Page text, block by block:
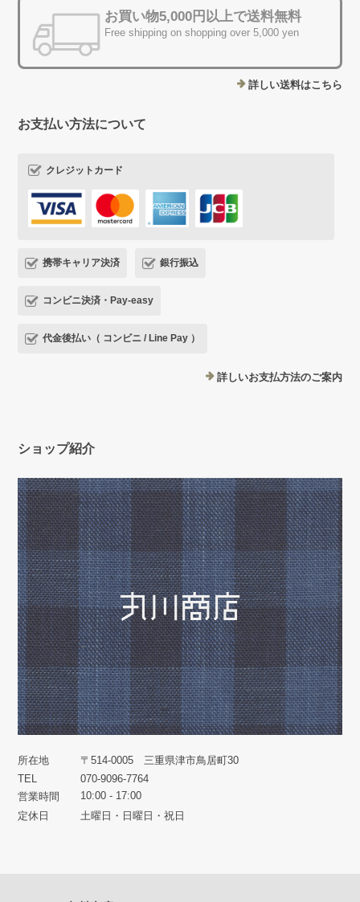
お買い物5,000円以上で送料無料
Free shipping on shopping over 5,000 yen
詳しい送料はこちら
お支払い方法について
クレジットカード
携帯キャリア決済 銀行振込
コンビニ決済・Pay-easy
代金後払い（ コンビニ / Line Pay ）
詳しいお支払方法のご案内
ショップ紹介
所在地
〒514-0005 三重県津市鳥居町30
TEL
070-9096-7764
営業時間
10:00 - 17:00
定休日
土曜日・日曜日・祝日